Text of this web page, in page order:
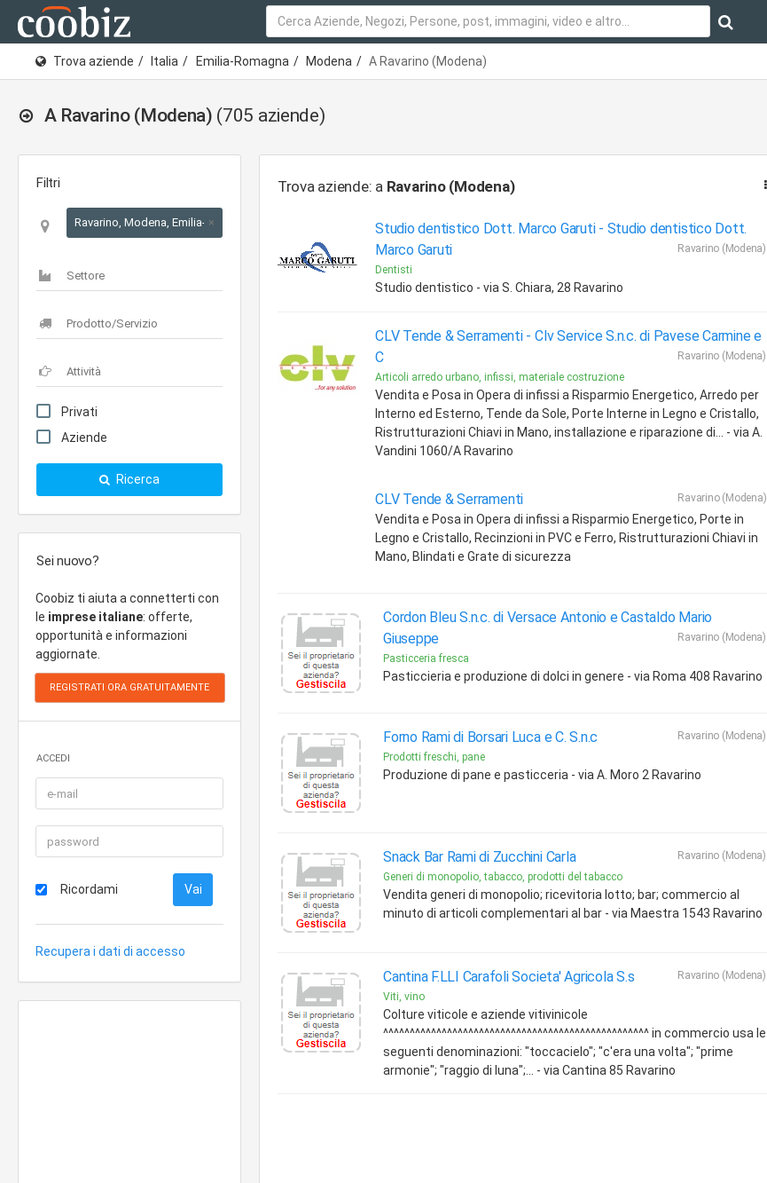
Trova aziende Italia Emilia-Romagna Modena A Ravarino (Modena)
A Ravarino (Modena) (705 aziende)
Filtri
Ravarino, Modena, Emilia-Romagna
×
Privati
Aziende
Ricerca
Sei nuovo?
Coobiz ti aiuta a connetterti con
le imprese italiane: offerte,
opportunità e informazioni
aggiornate.
ACCEDI
Ricordami
Recupera i dati di accesso
Trova aziende: a Ravarino (Modena)
Studio dentistico Dott. Marco Garuti - Studio dentistico Dott.
Marco Garuti
Ravarino (Modena)
Dentisti
Studio dentistico - via S. Chiara, 28 Ravarino
CLV Tende & Serramenti - Clv Service S.n.c. di Pavese Carmine e
C
Ravarino (Modena)
Articoli arredo urbano, infissi, materiale costruzione
Vendita e Posa in Opera di infissi a Risparmio Energetico, Arredo per
Interno ed Esterno, Tende da Sole, Porte Interne in Legno e Cristallo,
Ristrutturazioni Chiavi in Mano, installazione e riparazione di... - via A.
Vandini 1060/A Ravarino
CLV Tende & Serramenti Ravarino (Modena)
Vendita e Posa in Opera di infissi a Risparmio Energetico, Porte in
Legno e Cristallo, Recinzioni in PVC e Ferro, Ristrutturazioni Chiavi in
Mano, Blindati e Grate di sicurezza
Cordon Bleu S.n.c. di Versace Antonio e Castaldo Mario
Giuseppe
Ravarino (Modena)
Pasticceria fresca
Pasticcieria e produzione di dolci in genere - via Roma 408 Ravarino
Forno Rami di Borsari Luca e C. S.n.c
Ravarino (Modena)
Prodotti freschi, pane
Produzione di pane e pasticceria - via A. Moro 2 Ravarino
Snack Bar Rami di Zucchini Carla
Ravarino (Modena)
Generi di monopolio, tabacco, prodotti del tabacco
Vendita generi di monopolio; ricevitoria lotto; bar; commercio al
minuto di articoli complementari al bar - via Maestra 1543 Ravarino
Cantina F.LLI Carafoli Societa' Agricola S.s
Ravarino (Modena)
Viti, vino
Colture viticole e aziende vitivinicole
^^^^^^^^^^^^^^^^^^^^^^^^^^^^^^^^^^^^^^^^^^^^^^^^^^ in commercio usa le
seguenti denominazioni: "toccacielo"; "c'era una volta"; "prime
armonie"; "raggio di luna";... - via Cantina 85 Ravarino